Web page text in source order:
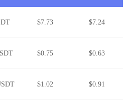
$7.73 $7.24
$0.75 $0.63
$1.02 $0.91